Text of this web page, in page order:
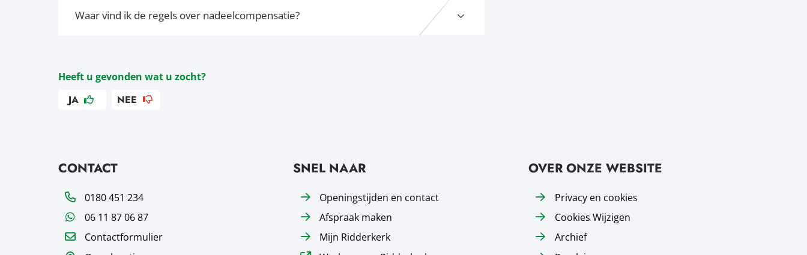
Waar vind ik de regels over nadeelcompensatie?
Heeft u gevonden wat u zocht?
JA NEE
CONTACT
Telefoon0180 451 234
WhatsApp06 11 87 06 87
Contactformulier
SNEL NAAR
Openingstijden en contact
Afspraak maken
Mijn Ridderkerk
OVER ONZE WEBSITE
Privacy en cookies
Cookies Wijzigen
Archief